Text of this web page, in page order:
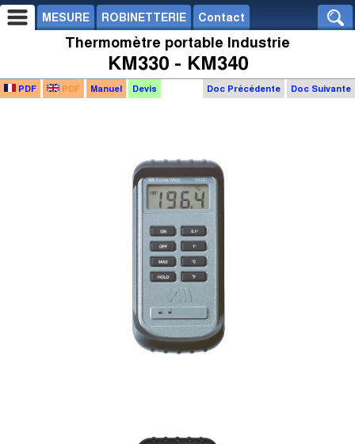
MESURE ROBINETTERIE Contact
Thermomètre portable Industrie
KM330 - KM340
Doc Précédente Doc Suivante
PDF PDF Manuel Devis